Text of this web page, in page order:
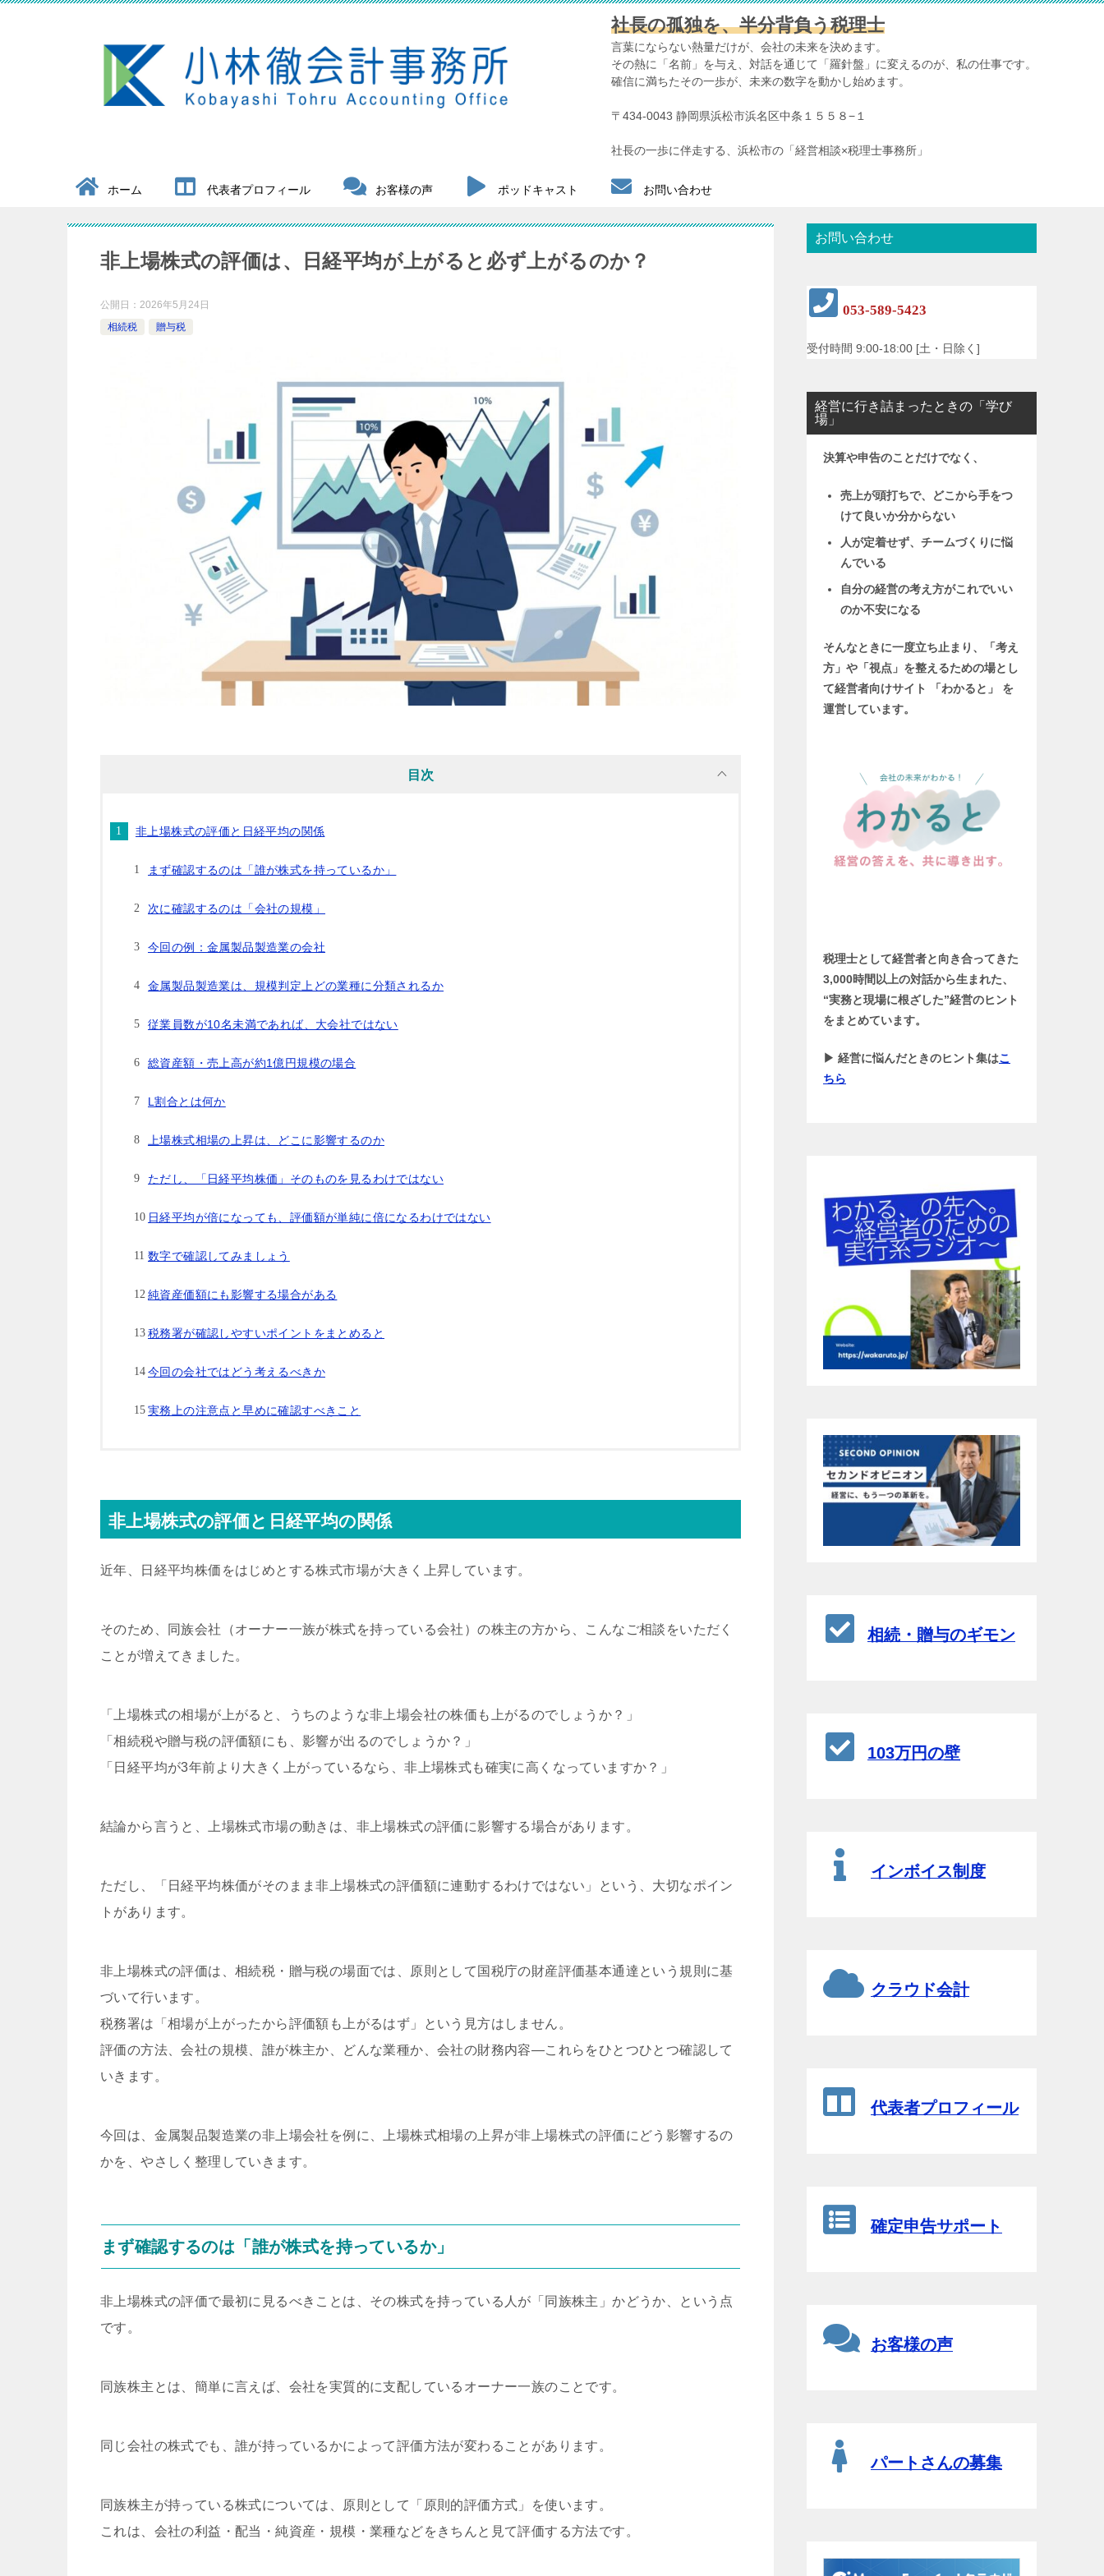
社長の孤独を、半分背負う税理士
言葉にならない熱量だけが、会社の未来を決めます。
その熱に「名前」を与え、対話を通じて「羅針盤」に変えるのが、私の仕事です。
確信に満ちたその一歩が、未来の数字を動かし始めます。
〒434-0043 静岡県浜松市浜名区中条１５５８−１
社長の一歩に伴走する、浜松市の「経営相談×税理士事務所」
ホーム 代表者プロフィール お客様の声 ポッドキャスト お問い合わせ
非上場株式の評価は、日経平均が上がると必ず上がるのか？
公開日： 2026年5月24日
相続税
贈与税
目次
非上場株式の評価と日経平均の関係
まず確認するのは「誰が株式を持っているか」
次に確認するのは「会社の規模」
今回の例：金属製品製造業の会社
金属製品製造業は、規模判定上どの業種に分類されるか
従業員数が10名未満であれば、大会社ではない
総資産額・売上高が約1億円規模の場合
L割合とは何か
上場株式相場の上昇は、どこに影響するのか
ただし、「日経平均株価」そのものを見るわけではない
日経平均が倍になっても、評価額が単純に倍になるわけではない
数字で確認してみましょう
純資産価額にも影響する場合がある
税務署が確認しやすいポイントをまとめると
今回の会社ではどう考えるべきか
実務上の注意点と早めに確認すべきこと
非上場株式の評価と日経平均の関係
近年、日経平均株価をはじめとする株式市場が大きく上昇しています。
そのため、同族会社（オーナー一族が株式を持っている会社）の株主の方から、こんなご相談をいただく
ことが増えてきました。
「上場株式の相場が上がると、うちのような非上場会社の株価も上がるのでしょうか？」
「相続税や贈与税の評価額にも、影響が出るのでしょうか？」
「日経平均が3年前より大きく上がっているなら、非上場株式も確実に高くなっていますか？」
結論から言うと、上場株式市場の動きは、非上場株式の評価に影響する場合があります。
ただし、「日経平均株価がそのまま非上場株式の評価額に連動するわけではない」という、大切なポイン
トがあります。
非上場株式の評価は、相続税・贈与税の場面では、原則として国税庁の財産評価基本通達という規則に基
づいて行います。
税務署は「相場が上がったから評価額も上がるはず」という見方はしません。
評価の方法、会社の規模、誰が株主か、どんな業種か、会社の財務内容—これらをひとつひとつ確認して
いきます。
今回は、金属製品製造業の非上場会社を例に、上場株式相場の上昇が非上場株式の評価にどう影響するの
かを、やさしく整理していきます。
まず確認するのは「誰が株式を持っているか」
非上場株式の評価で最初に見るべきことは、その株式を持っている人が「同族株主」かどうか、という点
です。
同族株主とは、簡単に言えば、会社を実質的に支配しているオーナー一族のことです。
同じ会社の株式でも、誰が持っているかによって評価方法が変わることがあります。
同族株主が持っている株式については、原則として「原則的評価方式」を使います。
これは、会社の利益・配当・純資産・規模・業種などをきちんと見て評価する方法です。
お問い合わせ
053-589-5423
受付時間 9:00-18:00 [土・日除く]
経営に行き詰まったときの「学び
場」
決算や申告のことだけでなく、
売上が頭打ちで、どこから手をつ
けて良いか分からない
人が定着せず、チームづくりに悩
んでいる
自分の経営の考え方がこれでいい
のか不安になる
そんなときに一度立ち止まり、「考え
方」や「視点」を整えるための場とし
て経営者向けサイト 「わかると」 を
運営しています。
税理士として経営者と向き合ってきた
3,000時間以上の対話から生まれた、
“実務と現場に根ざした”経営のヒント
をまとめています。
▶ 経営に悩んだときのヒント集はこ
ちら
相続・贈与のギモン
103万円の壁
インボイス制度
クラウド会計
代表者プロフィール
確定申告サポート
お客様の声
パートさんの募集